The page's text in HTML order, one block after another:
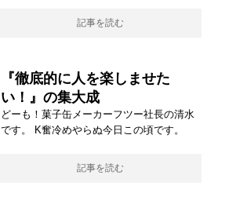
記事を読む
『徹底的に人を楽しませた
い！』の集大成
どーも！菓子缶メーカーフツー社長の清水
です。 K奮冷めやらぬ今日この頃です。
記事を読む